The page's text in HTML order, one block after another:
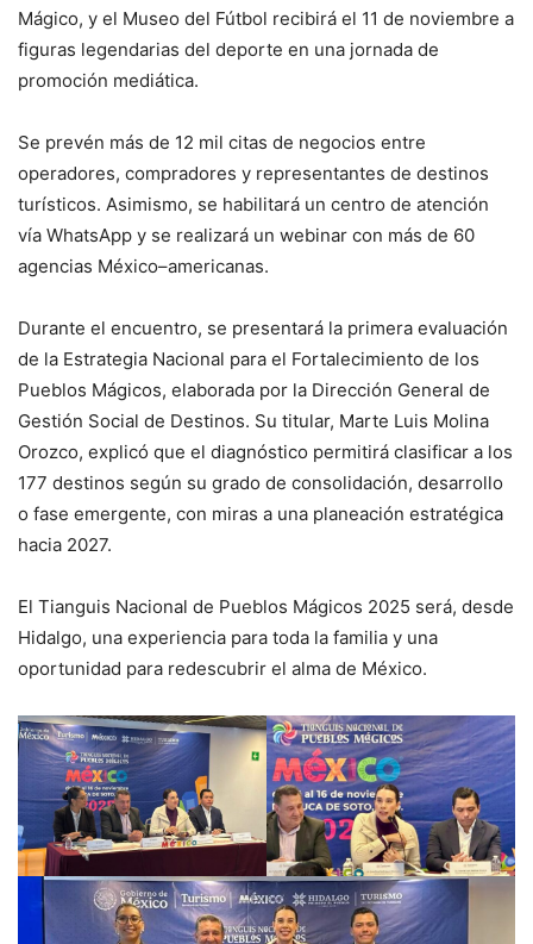
Mágico, y el Museo del Fútbol recibirá el 11 de noviembre a
figuras legendarias del deporte en una jornada de
promoción mediática.
Se prevén más de 12 mil citas de negocios entre
operadores, compradores y representantes de destinos
turísticos. Asimismo, se habilitará un centro de atención
vía WhatsApp y se realizará un webinar con más de 60
agencias México–americanas.
Durante el encuentro, se presentará la primera evaluación
de la Estrategia Nacional para el Fortalecimiento de los
Pueblos Mágicos, elaborada por la Dirección General de
Gestión Social de Destinos. Su titular, Marte Luis Molina
Orozco, explicó que el diagnóstico permitirá clasificar a los
177 destinos según su grado de consolidación, desarrollo
o fase emergente, con miras a una planeación estratégica
hacia 2027.
El Tianguis Nacional de Pueblos Mágicos 2025 será, desde
Hidalgo, una experiencia para toda la familia y una
oportunidad para redescubrir el alma de México.